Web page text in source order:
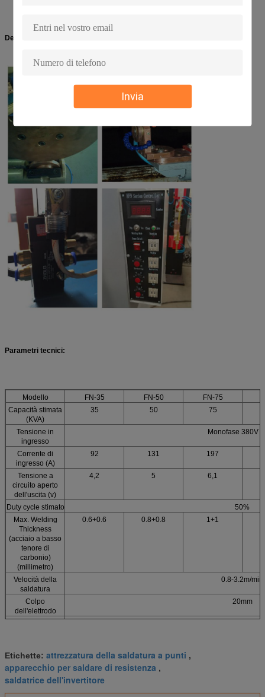
Invia
Dettagli a macchina:
Parametri tecnici:
Modello FN-35 FN-50 FN-75
Capacità stimata
(KVA)
35 50 75
Tensione in
ingresso
Monofase 380V
Corrente di
ingresso (A)
92 131 197
Tensione a
circuito aperto
dell'uscita (v)
4,2 5 6,1
Duty cycle stimato
50%
Max. Welding
Thickness
(acciaio a basso
tenore di
carbonio)
(millimetro)
0.6+0.6 0.8+0.8 1+1
Velocità della
saldatura
0.8-3.2m/min
Colpo
dell'elettrodo
20mm
macchina
completa
(chilogrammo)
Etichette: attrezzatura della saldatura a punti ,
apparecchio per saldare di resistenza ,
saldatrice dell'invertitore